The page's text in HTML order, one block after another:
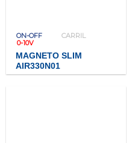
ON-OFF
CARRIL
0-10V
MAGNETO SLIM
AIR330N01